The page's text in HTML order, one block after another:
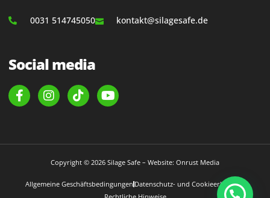
0031 514745050 kontakt@silagesafe.de
Social media
Copyright © 2026 Silage Safe – Website: Onrust Media
Allgemeine GeschäftsbedingungenDatenschutz- und Cookieerklärung